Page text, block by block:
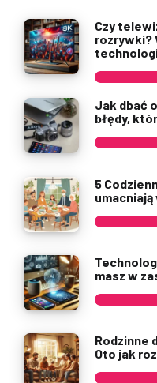
Czy
rozrywki?
Jak dbać
błędy,
5
masz w
Rodzinne
Oto jak